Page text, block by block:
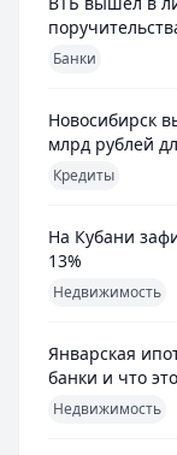
Банки
Новосибирск
млрд рублей
Кредиты
На Кубани
13%
Недвижимость
Январская
банки и что
Недвижимость